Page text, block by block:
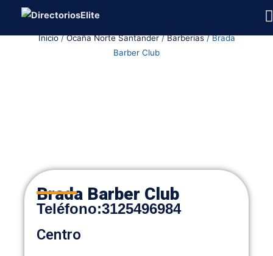
contenidoInicio/Ocaña Norte Santander/Barberias/ Brada
Barber Club
Brada Barber Club
Teléfono:3125496984
Centro